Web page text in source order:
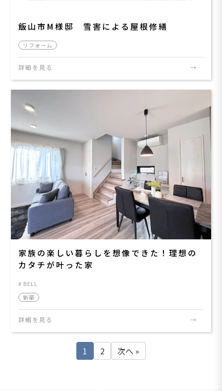
飯山市M様邸 雪害による屋根修繕
リフォーム
詳細を見る
家族の楽しい暮らしを想像できた！理想の
カタチが叶った家
BELL
新築
詳細を見る
1 2 次へ »